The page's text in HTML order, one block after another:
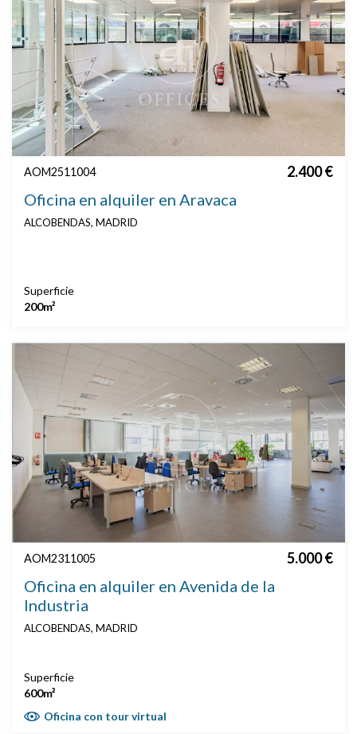
AOM2511004 2.400 €
Oficina en alquiler en Aravaca
ALCOBENDAS, MADRID
Superficie
200m²
AOM2311005 5.000 €
Oficina en alquiler en Avenida de la
Industria
ALCOBENDAS, MADRID
Superficie
600m²
Oficina con tour virtual